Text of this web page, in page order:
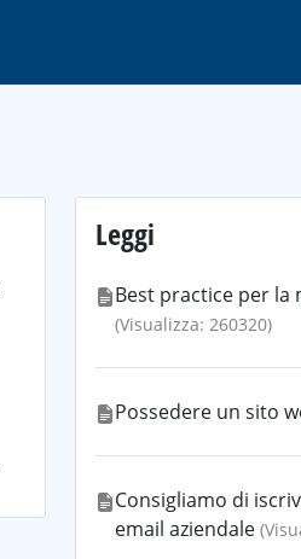
Leggi
Best practice per la
(Visualizza: 260320)
Possedere un sito
Consigliamo di
email aziendale